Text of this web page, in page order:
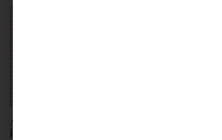
Ajándékok azoknak, akik már „túl nagyok a
játékhoz”